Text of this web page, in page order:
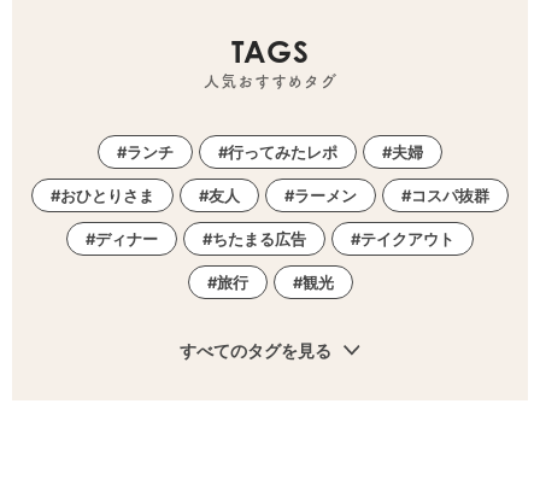
TAGS
人気おすすめタグ
ランチ 行ってみたレポ 夫婦
おひとりさま 友人 ラーメン コスパ抜群
ディナー ちたまる広告 テイクアウト
旅行 観光
すべてのタグを見る